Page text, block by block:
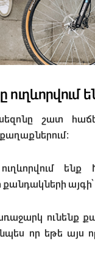
ուղևորվում
շատ
ենք
ունենք
որ եթե այս